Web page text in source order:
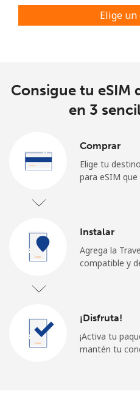
Elige
Consigue tu eSIM
en 3
Comprar
Elige tu
para eSIM que
Instalar
Agrega la
compatible y
¡Disfruta!
¡Activa tu
mantén tu